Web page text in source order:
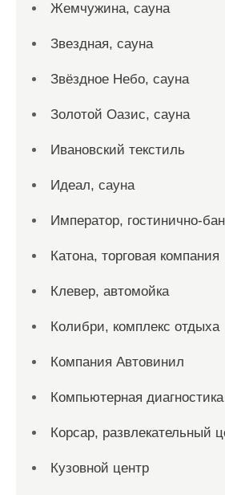
Жемчужина, сауна
Звездная, сауна
Звёздное Небо, сауна
Золотой Оазис, сауна
Ивановский текстиль
Идеал, сауна
Император, гостинично-
Катона, торговая компания
Клевер, автомойка
Колибри, комплекс отдыха
Компания Автовинил
Компьютерная
Корсар, развлекательный
Кузовной центр